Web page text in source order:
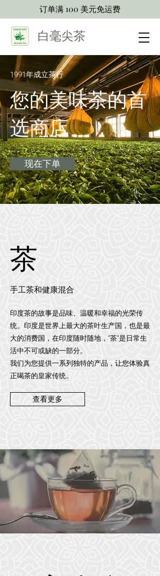
白毫尖茶
订单满 100 美元免运费
1991年成立茶行
您的美味茶的首
选商店
现在下单
茶
手工茶和健康混合
印度茶的故事是品味、温暖和幸福的光荣传
统。印度是世界上最大的茶叶生产国，也是最
大的消费国，在印度随时随地，“茶”是日常生
活中不可或缺的一部分。
我们为您提供一系列独特的产品，让您体验真
正喝茶的皇家传统。
查看更多